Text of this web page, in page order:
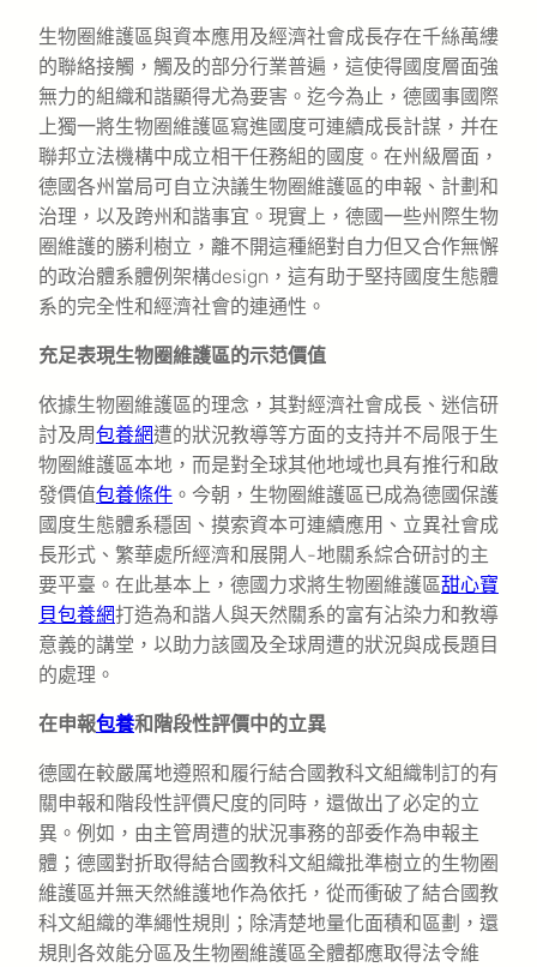
生物圈維護區與資本應用及經濟社會成長存在千絲萬縷
的聯絡接觸，觸及的部分行業普遍，這使得國度層面強
無力的組織和諧顯得尤為要害。迄今為止，德國事國際
上獨一將生物圈維護區寫進國度可連續成長計謀，并在
聯邦立法機構中成立相干任務組的國度。在州級層面，
德國各州當局可自立決議生物圈維護區的申報、計劃和
治理，以及跨州和諧事宜。現實上，德國一些州際生物
圈維護的勝利樹立，離不開這種絕對自力但又合作無懈
的政治體系體例架構design，這有助于堅持國度生態體
系的完全性和經濟社會的連通性。
充足表現生物圈維護區的示范價值
依據生物圈維護區的理念，其對經濟社會成長、迷信研
討及周包養網遭的狀況教導等方面的支持并不局限于生
物圈維護區本地，而是對全球其他地域也具有推行和啟
發價值包養條件 。今朝，生物圈維護區已成為德國保護
國度生態體系穩固、摸索資本可連續應用、立異社會成
長形式、繁華處所經濟和展開人-地關系綜合研討的主
要平臺。在此基本上，德國力求將生物圈維護區甜心寶
貝包養網打造為和諧人與天然關系的富有沾染力和教導
意義的講堂，以助力該國及全球周遭的狀況與成長題目
的處理。
在申報包養和階段性評價中的立異
德國在較嚴厲地遵照和履行結合國教科文組織制訂的有
關申報和階段性評價尺度的同時，還做出了必定的立
異。例如，由主管周遭的狀況事務的部委作為申報主
體；德國對折取得結合國教科文組織批準樹立的生物圈
維護區并無天然維護地作為依托，從而衝破了結合國教
科文組織的準繩性規則；除清楚地量化面積和區劃，還
規則各效能分區及生物圈維護區全體都應取得法令維